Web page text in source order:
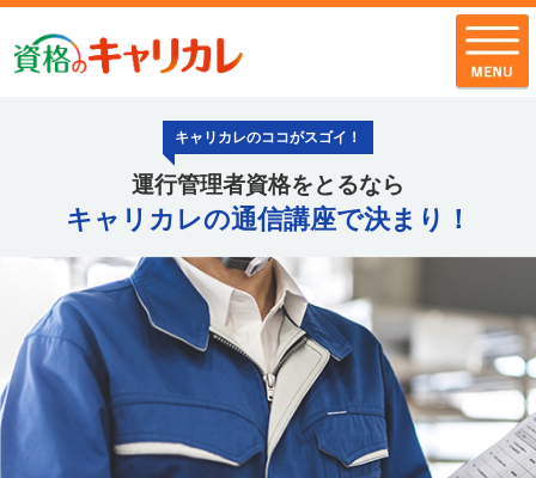
全講座一覧
お客様の声
キャリカレのサポート・サービス
お知らせ
お問い合わせ
キャリカレのココがスゴイ！
運行管理者資格をとるなら
キャリカレの通信講座で決まり！